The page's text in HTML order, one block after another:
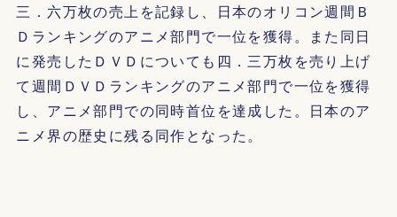
三．六万枚の売上を記録し、日本のオリコン週間Ｂ
Ｄランキングのアニメ部門で一位を獲得。また同日
に発売したＤＶＤについても四．三万枚を売り上げ
て週間ＤＶＤランキングのアニメ部門で一位を獲得
し、アニメ部門での同時首位を達成した。日本のア
ニメ界の歴史に残る同作となった。